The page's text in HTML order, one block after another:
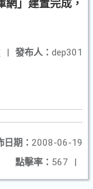
網」建置完成，
發布人： dep301
|
日期： 2008-06-19
點擊率： 567 |